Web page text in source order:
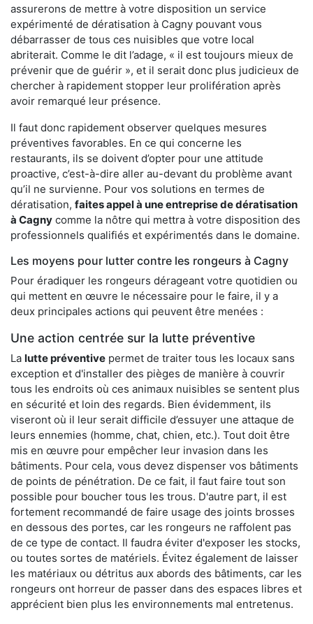
assurerons de mettre à votre disposition un service
expérimenté de dératisation à Cagny pouvant vous
débarrasser de tous ces nuisibles que votre local
abriterait. Comme le dit l’adage, « il est toujours mieux de
prévenir que de guérir », et il serait donc plus judicieux de
chercher à rapidement stopper leur prolifération après
avoir remarqué leur présence.
Il faut donc rapidement observer quelques mesures
préventives favorables. En ce qui concerne les
restaurants, ils se doivent d’opter pour une attitude
proactive, c’est-à-dire aller au-devant du problème avant
qu’il ne survienne. Pour vos solutions en termes de
dératisation, faites appel à une entreprise de dératisation
à Cagny comme la nôtre qui mettra à votre disposition des
professionnels qualifiés et expérimentés dans le domaine.
Les moyens pour lutter contre les rongeurs à Cagny
Pour éradiquer les rongeurs dérageant votre quotidien ou
qui mettent en œuvre le nécessaire pour le faire, il y a
deux principales actions qui peuvent être menées :
Une action centrée sur la lutte préventive
La lutte préventive permet de traiter tous les locaux sans
exception et d'installer des pièges de manière à couvrir
tous les endroits où ces animaux nuisibles se sentent plus
en sécurité et loin des regards. Bien évidemment, ils
viseront où il leur serait difficile d’essuyer une attaque de
leurs ennemies (homme, chat, chien, etc.). Tout doit être
mis en œuvre pour empêcher leur invasion dans les
bâtiments. Pour cela, vous devez dispenser vos bâtiments
de points de pénétration. De ce fait, il faut faire tout son
possible pour boucher tous les trous. D'autre part, il est
fortement recommandé de faire usage des joints brosses
en dessous des portes, car les rongeurs ne raffolent pas
de ce type de contact. Il faudra éviter d'exposer les stocks,
ou toutes sortes de matériels. Évitez également de laisser
les matériaux ou détritus aux abords des bâtiments, car les
rongeurs ont horreur de passer dans des espaces libres et
apprécient bien plus les environnements mal entretenus.